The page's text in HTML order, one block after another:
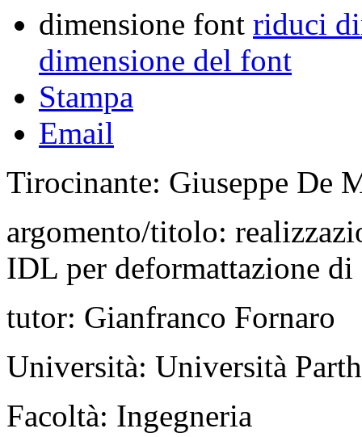
dimensione font riduci
dimensione del font
Stampa
Email
Tirocinante: Giuseppe De
argomento/titolo:
IDL per deformattazione
tutor: Gianfranco Fornaro
Università: Università
Facoltà: Ingegneria